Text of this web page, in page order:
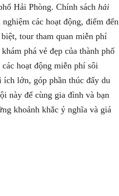
Hải Phòng. Chính sách hải
các hoạt động, điểm đến
tour tham quan miễn phí
phá vẻ đẹp của thành phố
hoạt động miễn phí sôi
lớn, góp phần thúc đẩy du
này để cùng gia đình và bạn
khoảnh khắc ý nghĩa và giá